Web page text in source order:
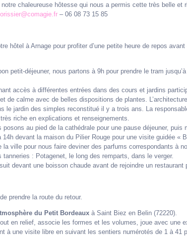
chaleureuse hôtesse qui nous a permis cette très belle et
– 06 08 73 15 85
hôtel à Arnage pour profiter d’une petite heure de repos
petit-déjeuner, nous partons à 9h pour prendre le tram
accès à différentes entrées dans des cours et jardins
de calme avec de belles dispositions de plantes.
le jardin des simples reconstitué il y a trois ans. La
riche en explications et renseignements.
au pied de la cathédrale pour une pause déjeuner,
devant la maison du Pilier Rouge pour une visite guidée
la ville pour nous faire deviner des parfums correspondants à
: Potagenet, le long des remparts, dans le verger.
devant une boisson chaude avant de rejoindre un
prendre la route du retour.
du Petit Bordeaux à Saint Biez en Belin (72220).
en relief, associe les formes et les volumes, joue avec une
à une visite libre en suivant les sentiers numérotés de 1 à